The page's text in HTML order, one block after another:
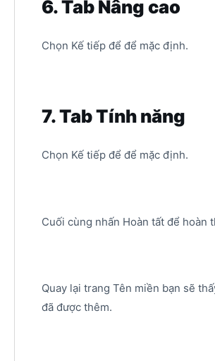
6. Tab Nâng cao
Chọn Kế tiếp để để mặc định.
7. Tab Tính năng
Chọn Kế tiếp để để mặc định.
Cuối cùng nhấn Hoàn tất để hoàn
Quay lại trang Tên miền bạn sẽ
đã được thêm.